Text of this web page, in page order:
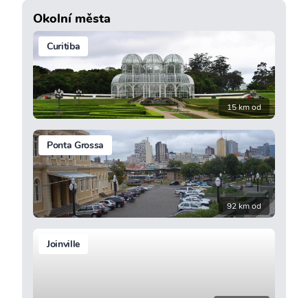
Okolní města
Curitiba
15 km od
Ponta Grossa
92 km od
Joinville